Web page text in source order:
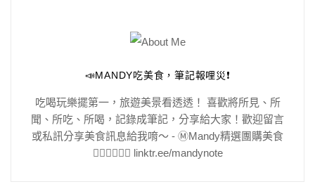
📣MANDY吃美食，筆記報哩災❗️
吃喝玩樂擺第一，旅遊美景看透透！ 喜歡將所見、所
聞、所吃、所喝，記錄成筆記，分享給大家！歡迎留言
或私訊分享美食訊息給我唷～ - Ⓜ️Mandy精選團購美食
👇🏻👇🏻👇🏻 linktr.ee/mandynote